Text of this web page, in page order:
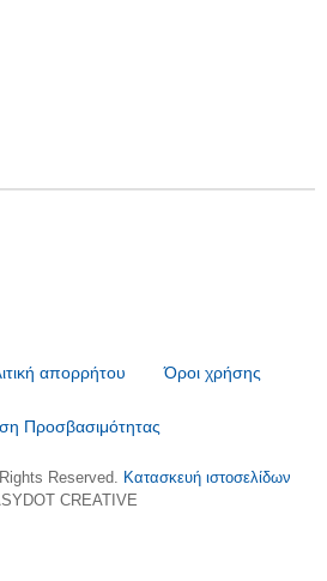
απορρήτου Όροι χρήσης
Προσβασιμότητας
Reserved.
Κατασκευή ιστοσελίδων
CREATIVE